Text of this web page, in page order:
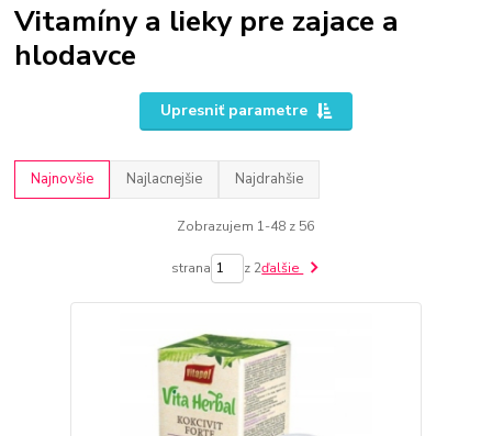
Vitamíny a lieky pre zajace a
hlodavce
Upresniť parametre
Najnovšie Najlacnejšie Najdrahšie
Zobrazujem 1-48 z 56
strana z 2ďalšie